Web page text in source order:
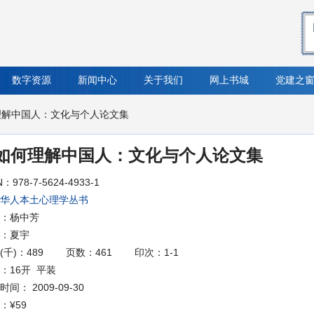
数字资源 新闻中心 关于我们 网上书城 党建之窗
中国人：文化与个人论文集
何理解中国人：文化与个人论文集
：978-7-5624-4933-1
人本土心理学丛书
杨中芳
夏宇
千)：489
页数：461
印次：1-1
16开 平装
间： 2009-09-30
¥59